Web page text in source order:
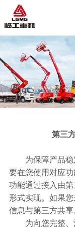
第三
为保障产品
要在您使用对应
功能通过接入由
形式实现。如果
信息与第三方共享
为向您完整